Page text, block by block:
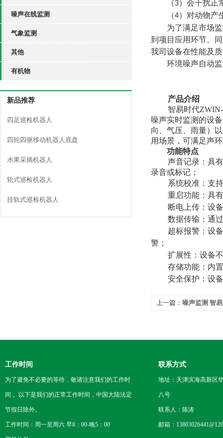
噪声在线监测
气象监测
其他
有机物
新品推荐
四足巡检机器人
四轮四驱移动机器人底盘
水果采摘机器人
轮式巡检机器人
挂轨式巡检机器人
（3）会干扰正
（4）对动物产
为了满足市场
到项目应用环节。
我司设备在性能及
环境噪声自动
产品介绍
智易时代
噪声实时监测的设
向、气压、雨量）
用场景，可满足声
功能特点
声音记录：具
录音或标记；
系统校准：支
重启功能：具
断电上传：设
数据传输：通
超标报警：设
警；
扩展性：设备
存储功能：内
安全保护：设
上一篇： 噪声监测 智
工作时间
为了避免不必要的等待，敬请注意我们的工作时
间 。以下是我们的正常工作时间，中国大陆法定
节假日除外。
工作时间：周一至周六 早8：00-晚5：00
联系方式
地址：天津滨海高新区
八号
联系人：陈涛
邮箱：